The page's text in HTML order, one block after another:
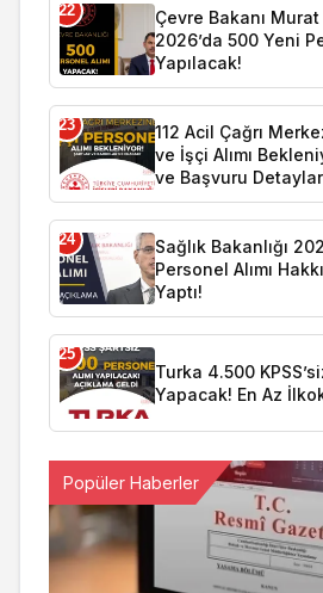
22
Çevre Bakanı
2026’da 500 Yeni
Yapılacak!
23
112 Acil Çağrı
ve İşçi Alımı
ve Başvuru
24
Sağlık Bakanlığı
Personel Alımı
Yaptı!
25
Turka 4.500
Yapacak! En Az
Popüler Haberler